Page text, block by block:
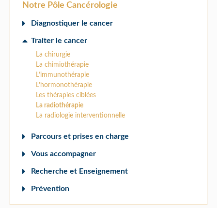
Notre Pôle Cancérologie
Diagnostiquer le cancer
Traiter le cancer
La chirurgie
La chimiothérapie
L’immunothérapie
L’hormonothérapie
Les thérapies ciblées
La radiothérapie
La radiologie interventionnelle
Parcours et prises en charge
Vous accompagner
Recherche et Enseignement
Prévention